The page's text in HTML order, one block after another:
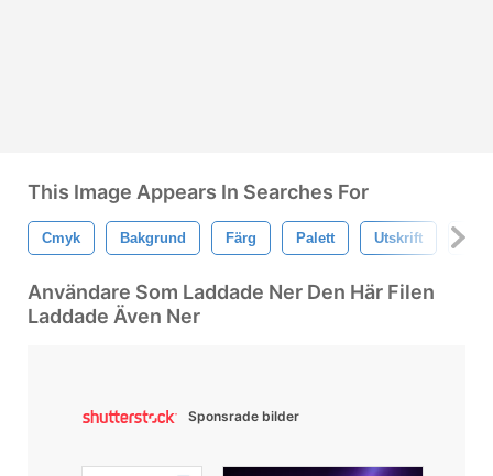
This Image Appears In Searches For
Cmyk Bakgrund Färg Palett Utskrift
Användare Som Laddade Ner Den Här Filen
Laddade Även Ner
Sponsrade bilder